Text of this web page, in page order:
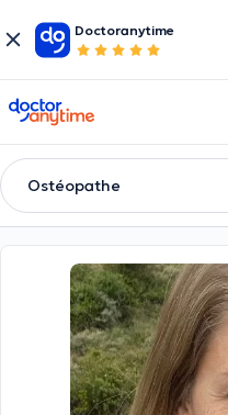
Doctoranytime
doctoranytime
Ostéopathe